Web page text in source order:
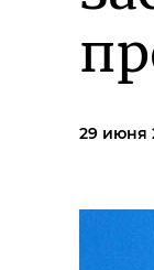
29 июня